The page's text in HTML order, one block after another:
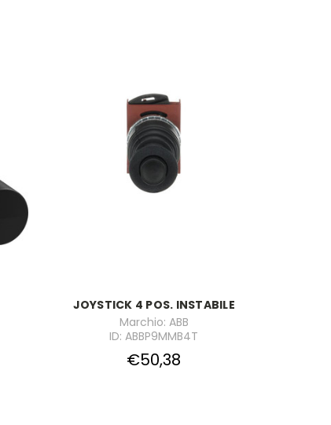
JOYSTICK 4 POS. INSTABILE
Marchio: ABB
ID: ABBP9MMB4T
€50,38